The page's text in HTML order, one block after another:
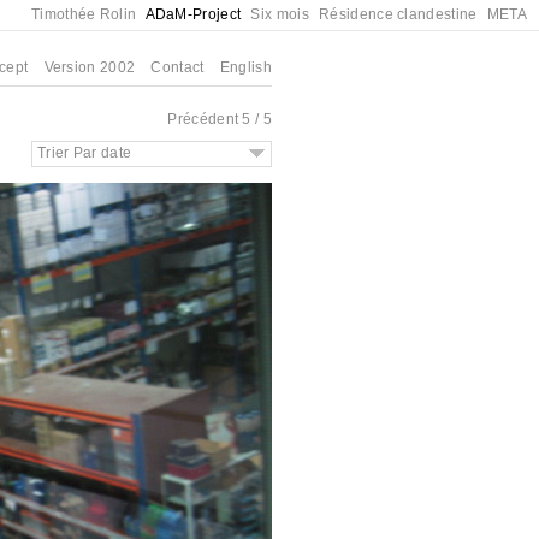
Timothée Rolin ADaM-Project Six mois Résidence clandestine META
Version 2002 Contact English
Précédent 5 / 5
Trier Par date